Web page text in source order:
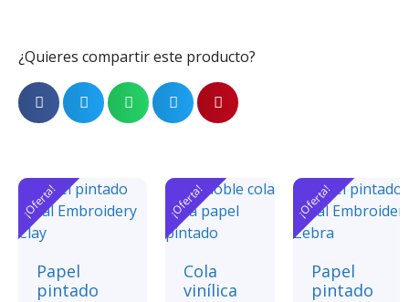
¿Quieres compartir este producto?
¡Oferta!
Papel
pintado
¡Oferta!
Cola
vinílica
¡Oferta!
Papel
pintado